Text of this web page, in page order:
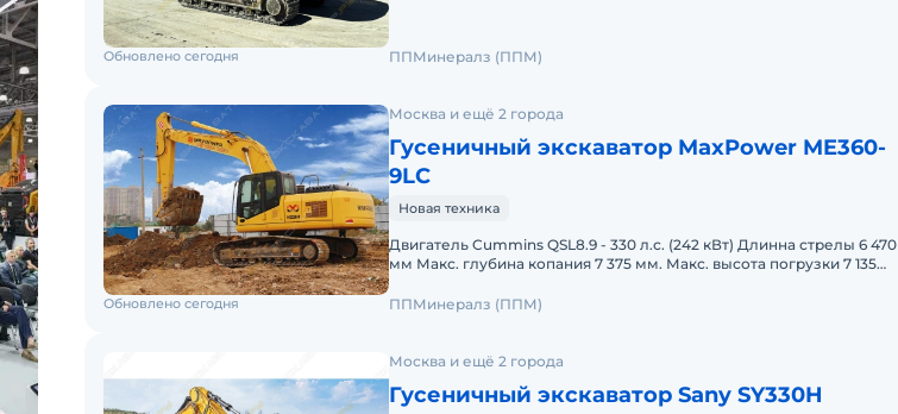
Обновлено сегодня ППМинералз (ППМ)
Москва и ещё 2 города
Гусеничный экскаватор MaxPower ME360-
9LC
Новая техника
Двигатель Cummins QSL8.9 - 330 л.с. (242 кВт) Длинна стрелы 6 470
мм Макс. глубина копания 7 375 мм. Макс. высота погрузки 7 135
Обновлено сегодня ППМинералз (ППМ)
Москва и ещё 2 города
Гусеничный экскаватор Sany SY330H